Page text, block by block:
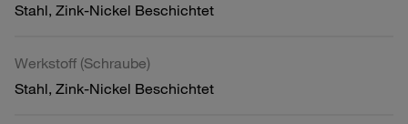
Stahl, Zink-Nickel Beschichtet
Werkstoff (Schraube)
Stahl, Zink-Nickel Beschichtet